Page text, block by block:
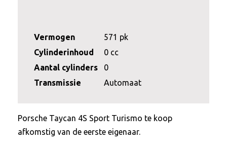
Vermogen
571 pk
Cylinderinhoud
0 cc
Aantal cylinders
0
Transmissie
Automaat
Porsche Taycan 4S Sport Turismo te koop
afkomstig van de eerste eigenaar.